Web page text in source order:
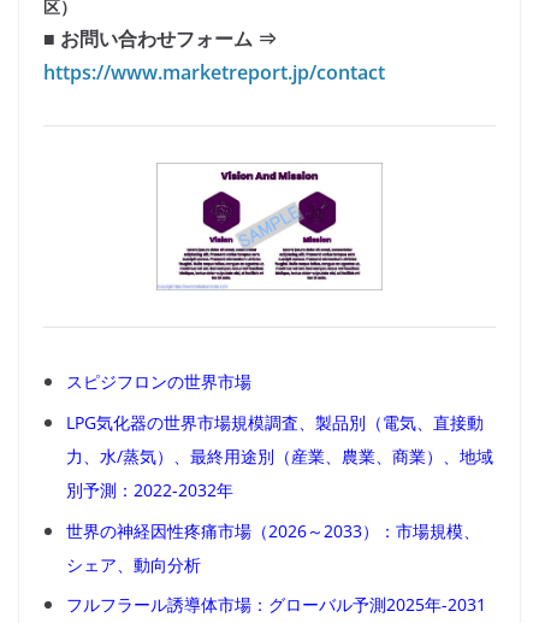
区）
■ お問い合わせフォーム ⇒
https://www.marketreport.jp/contact
スピジフロンの世界市場
LPG気化器の世界市場規模調査、製品別（電気、直接動
力、水/蒸気）、最終用途別（産業、農業、商業）、地域
別予測：2022-2032年
世界の神経因性疼痛市場（2026～2033）：市場規模、
シェア、動向分析
フルフラール誘導体市場：グローバル予測2025年-2031